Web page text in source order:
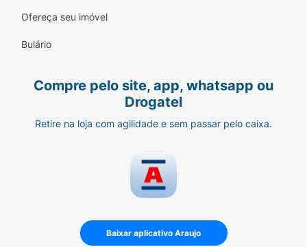
Ofereça seu imóvel
Bulário
Compre pelo site, app, whatsapp ou
Drogatel
Retire na loja com agilidade e sem passar pelo caixa.
Baixar aplicativo Araujo